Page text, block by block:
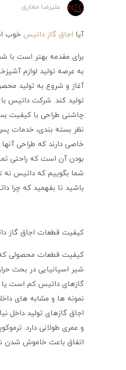
علیرضا مغاری
آیا اجاق گاز داتیس خوب
برای مقدمه بهتر است با
تولید کند. شرکت داتیس با
چاشنی طراحی با کیفیت
نظر بسته بندی، خدمات
خاصی دارند که طراحی
بودن آن است که راحتی
شما بگوییم که داتیس نه
باشید تا بفهمید که چرا
کیفیت قطعات اجاق گاز
کیفیت قطعات محصولی که
شیر اسپانیایی در بحث
گازهای داتیس کم است یا
نمونه ها و مشابه های
اجاق گازهای تولید داخل
و عمری طولانی دارد.
اتفاق باعث خاموش شدن